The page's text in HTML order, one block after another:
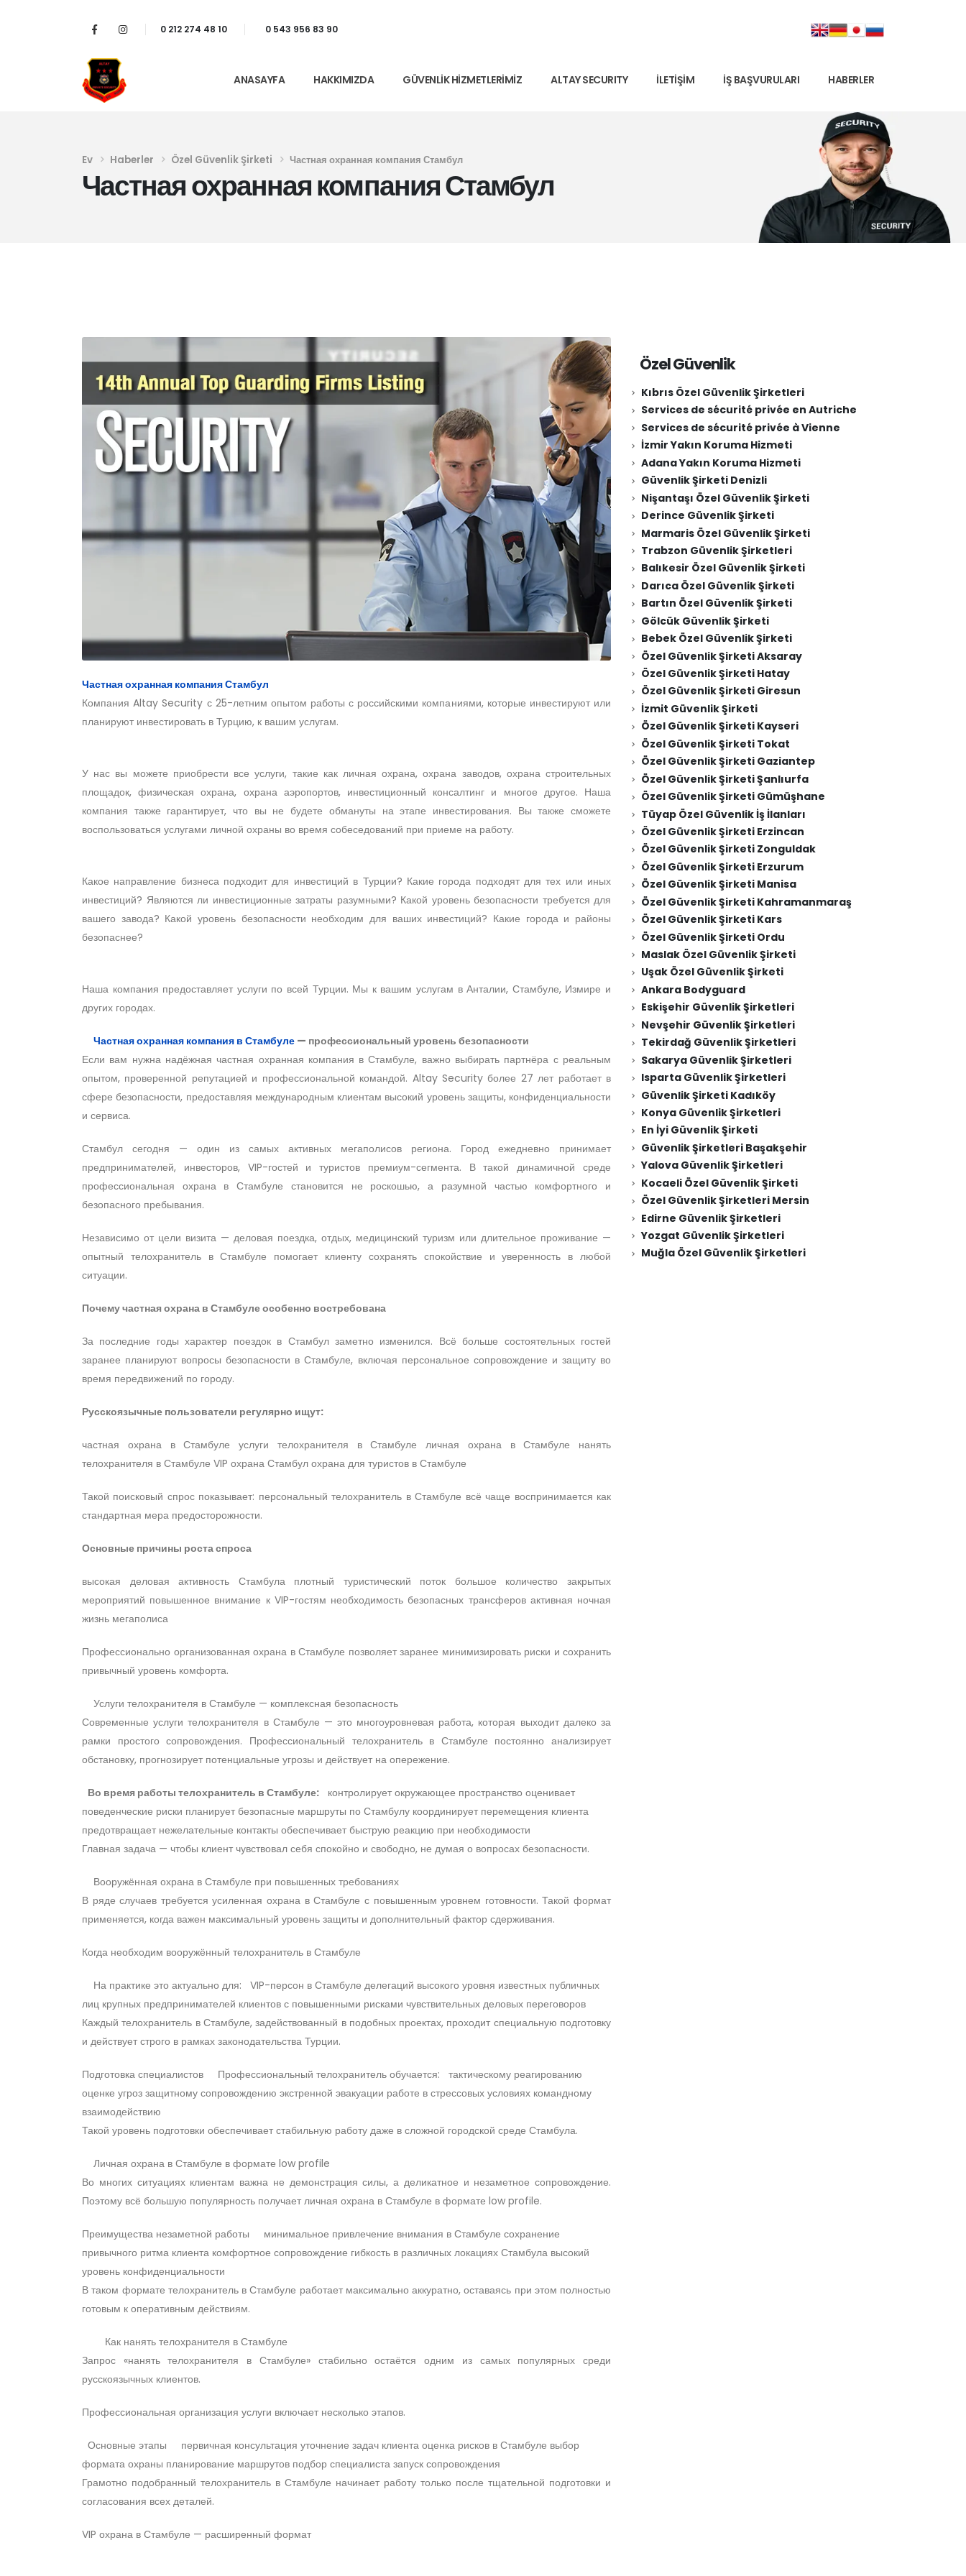
0 212 274 48 10 0 543 956 83 90
ANASAYFA HAKKIMIZDA GÜVENLIK HIZMETLERIMIZ ALTAY SECURITY İLETIŞIM İŞ BAŞVURULARI HABERLER
Ev Haberler Özel Güvenlik Şirketi Частная охранная компания Стамбул
Частная охранная компания Стамбул
Частная охранная компания Стамбул
Компания Altay Security с 25-летним опытом работы с российскими компаниями, которые инвестируют или
планируют инвестировать в Турцию, к вашим услугам.
У нас вы можете приобрести все услуги, такие как личная охрана, охрана заводов, охрана строительных
площадок, физическая охрана, охрана аэропортов, инвестиционный консалтинг и многое другое. Наша
компания также гарантирует, что вы не будете обмануты на этапе инвестирования. Вы также сможете
воспользоваться услугами личной охраны во время собеседований при приеме на работу.
Какое направление бизнеса подходит для инвестиций в Турции? Какие города подходят для тех или иных
инвестиций? Являются ли инвестиционные затраты разумными? Какой уровень безопасности требуется для
вашего завода? Какой уровень безопасности необходим для ваших инвестиций? Какие города и районы
безопаснее?
Наша компания предоставляет услуги по всей Турции. Мы к вашим услугам в Анталии, Стамбуле, Измире и
других городах.
Частная охранная компания в Стамбуле — профессиональный уровень безопасности
Если вам нужна надёжная частная охранная компания в Стамбуле, важно выбирать партнёра с реальным
опытом, проверенной репутацией и профессиональной командой. Altay Security более 27 лет работает в
сфере безопасности, предоставляя международным клиентам высокий уровень защиты, конфиденциальности
и сервиса.
Стамбул сегодня — один из самых активных мегаполисов региона. Город ежедневно принимает
предпринимателей, инвесторов, VIP-гостей и туристов премиум-сегмента. В такой динамичной среде
профессиональная охрана в Стамбуле становится не роскошью, а разумной частью комфортного и
безопасного пребывания.
Независимо от цели визита — деловая поездка, отдых, медицинский туризм или длительное проживание —
опытный телохранитель в Стамбуле помогает клиенту сохранять спокойствие и уверенность в любой
ситуации.
Почему частная охрана в Стамбуле особенно востребована
За последние годы характер поездок в Стамбул заметно изменился. Всё больше состоятельных гостей
заранее планируют вопросы безопасности в Стамбуле, включая персональное сопровождение и защиту во
время передвижений по городу.
Русскоязычные пользователи регулярно ищут:
частная охрана в Стамбуле услуги телохранителя в Стамбуле личная охрана в Стамбуле нанять
телохранителя в Стамбуле VIP охрана Стамбул охрана для туристов в Стамбуле
Такой поисковый спрос показывает: персональный телохранитель в Стамбуле всё чаще воспринимается как
стандартная мера предосторожности.
Основные причины роста спроса
высокая деловая активность Стамбула плотный туристический поток большое количество закрытых
мероприятий повышенное внимание к VIP-гостям необходимость безопасных трансферов активная ночная
жизнь мегаполиса
Профессионально организованная охрана в Стамбуле позволяет заранее минимизировать риски и сохранить
привычный уровень комфорта.
Услуги телохранителя в Стамбуле — комплексная безопасность
Современные услуги телохранителя в Стамбуле — это многоуровневая работа, которая выходит далеко за
рамки простого сопровождения. Профессиональный телохранитель в Стамбуле постоянно анализирует
обстановку, прогнозирует потенциальные угрозы и действует на опережение.
Во время работы телохранитель в Стамбуле: контролирует окружающее пространство оценивает
поведенческие риски планирует безопасные маршруты по Стамбулу координирует перемещения клиента
предотвращает нежелательные контакты обеспечивает быструю реакцию при необходимости
Главная задача — чтобы клиент чувствовал себя спокойно и свободно, не думая о вопросах безопасности.
Вооружённая охрана в Стамбуле при повышенных требованиях
В ряде случаев требуется усиленная охрана в Стамбуле с повышенным уровнем готовности. Такой формат
применяется, когда важен максимальный уровень защиты и дополнительный фактор сдерживания.
Когда необходим вооружённый телохранитель в Стамбуле
На практике это актуально для: VIP-персон в Стамбуле делегаций высокого уровня известных публичных
лиц крупных предпринимателей клиентов с повышенными рисками чувствительных деловых переговоров
Каждый телохранитель в Стамбуле, задействованный в подобных проектах, проходит специальную подготовку
и действует строго в рамках законодательства Турции.
Подготовка специалистов Профессиональный телохранитель обучается: тактическому реагированию
оценке угроз защитному сопровождению экстренной эвакуации работе в стрессовых условиях командному
взаимодействию
Такой уровень подготовки обеспечивает стабильную работу даже в сложной городской среде Стамбула.
Личная охрана в Стамбуле в формате low profile
Во многих ситуациях клиентам важна не демонстрация силы, а деликатное и незаметное сопровождение.
Поэтому всё большую популярность получает личная охрана в Стамбуле в формате low profile.
Преимущества незаметной работы минимальное привлечение внимания в Стамбуле сохранение
привычного ритма клиента комфортное сопровождение гибкость в различных локациях Стамбула высокий
уровень конфиденциальности
В таком формате телохранитель в Стамбуле работает максимально аккуратно, оставаясь при этом полностью
готовым к оперативным действиям.
Как нанять телохранителя в Стамбуле
Запрос «нанять телохранителя в Стамбуле» стабильно остаётся одним из самых популярных среди
русскоязычных клиентов.
Профессиональная организация услуги включает несколько этапов.
Основные этапы первичная консультация уточнение задач клиента оценка рисков в Стамбуле выбор
формата охраны планирование маршрутов подбор специалиста запуск сопровождения
Грамотно подобранный телохранитель в Стамбуле начинает работу только после тщательной подготовки и
согласования всех деталей.
VIP охрана в Стамбуле — расширенный формат
Özel Güvenlik
Kıbrıs Özel Güvenlik Şirketleri
Services de sécurité privée en Autriche
Services de sécurité privée à Vienne
İzmir Yakın Koruma Hizmeti
Adana Yakın Koruma Hizmeti
Güvenlik Şirketi Denizli
Nişantaşı Özel Güvenlik Şirketi
Derince Güvenlik Şirketi
Marmaris Özel Güvenlik Şirketi
Trabzon Güvenlik Şirketleri
Balıkesir Özel Güvenlik Şirketi
Darıca Özel Güvenlik Şirketi
Bartın Özel Güvenlik Şirketi
Gölcük Güvenlik Şirketi
Bebek Özel Güvenlik Şirketi
Özel Güvenlik Şirketi Aksaray
Özel Güvenlik Şirketi Hatay
Özel Güvenlik Şirketi Giresun
İzmit Güvenlik Şirketi
Özel Güvenlik Şirketi Kayseri
Özel Güvenlik Şirketi Tokat
Özel Güvenlik Şirketi Gaziantep
Özel Güvenlik Şirketi Şanlıurfa
Özel Güvenlik Şirketi Gümüşhane
Tüyap Özel Güvenlik İş İlanları
Özel Güvenlik Şirketi Erzincan
Özel Güvenlik Şirketi Zonguldak
Özel Güvenlik Şirketi Erzurum
Özel Güvenlik Şirketi Manisa
Özel Güvenlik Şirketi Kahramanmaraş
Özel Güvenlik Şirketi Kars
Özel Güvenlik Şirketi Ordu
Maslak Özel Güvenlik Şirketi
Uşak Özel Güvenlik Şirketi
Ankara Bodyguard
Eskişehir Güvenlik Şirketleri
Nevşehir Güvenlik Şirketleri
Tekirdağ Güvenlik Şirketleri
Sakarya Güvenlik Şirketleri
Isparta Güvenlik Şirketleri
Güvenlik Şirketi Kadıköy
Konya Güvenlik Şirketleri
En İyi Güvenlik Şirketi
Güvenlik Şirketleri Başakşehir
Yalova Güvenlik Şirketleri
Kocaeli Özel Güvenlik Şirketi
Özel Güvenlik Şirketleri Mersin
Edirne Güvenlik Şirketleri
Yozgat Güvenlik Şirketleri
Muğla Özel Güvenlik Şirketleri